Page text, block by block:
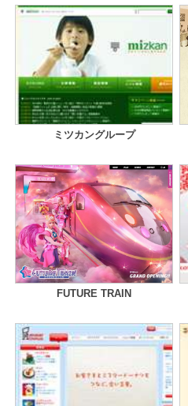
ミツカングループ
FUTURE TRAIN